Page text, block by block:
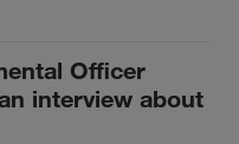
Officer
interview about